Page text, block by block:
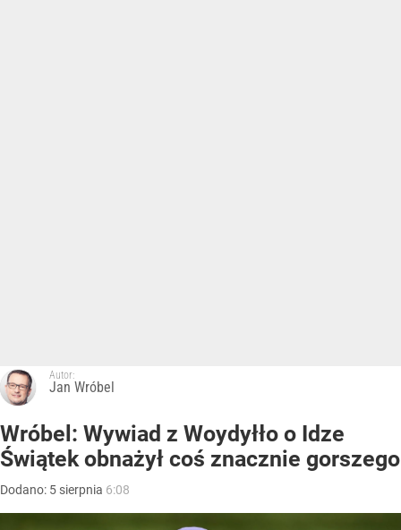
Autor:
Jan Wróbel
Wróbel: Wywiad z Woydyłło o Idze
Świątek obnażył coś znacznie gorszego
Dodano: 5 sierpnia 6:08